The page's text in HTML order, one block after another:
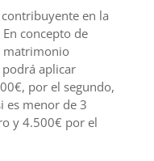
en la
concepto de
matrimonio
aplicar
por el segundo,
es menor de 3
y 4.500€ por el